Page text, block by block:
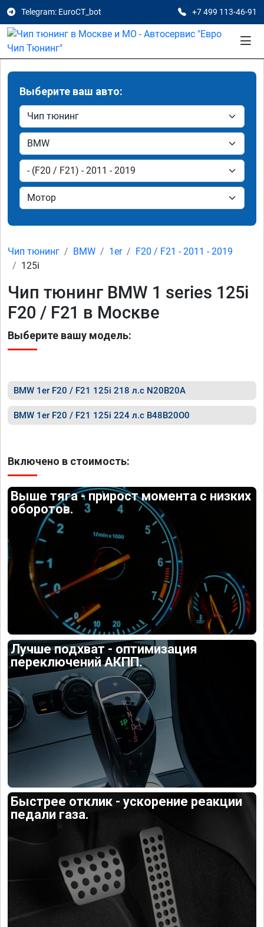
Telegram: EuroCT_bot +7 499 113-46-91
Выберите ваш авто:
Чип тюнинг BMW 1er
F20 / F21 - 2011 - 2019
125i
Чип тюнинг BMW 1 series 125i
F20 / F21 в Москве
Выберите вашу модель:
BMW 1er F20 / F21 125i 218 л.с N20B20A
BMW 1er F20 / F21 125i 224 л.с B48B20O0
Включено в стоимость:
Выше тяга - прирост момента с низких
оборотов.
Лучше подхват - оптимизация
переключений АКПП.
Быстрее отклик - ускорение реакции
педали газа.